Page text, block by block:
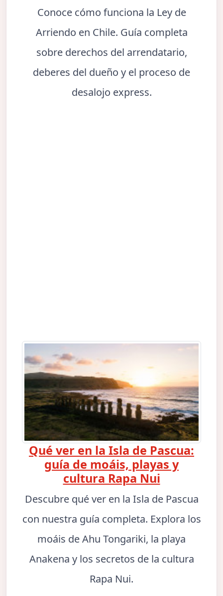
Conoce cómo funciona la Ley de
Arriendo en Chile. Guía completa
sobre derechos del arrendatario,
deberes del dueño y el proceso de
desalojo express.
Qué ver en la Isla de Pascua:
guía de moáis, playas y
cultura Rapa Nui
Descubre qué ver en la Isla de Pascua
con nuestra guía completa. Explora los
moáis de Ahu Tongariki, la playa
Anakena y los secretos de la cultura
Rapa Nui.